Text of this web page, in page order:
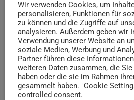
Pilze Sammeln für
beachten!
Es ist Pilzsaison in Trier und der
man als Laie eigentlich auch
Gefahr zu laufen, vergiftet zu
Postler ist Wald-Pädagoge und
today 9. OKTOBER 2025 55 2
Wir verwenden Cookies, um
personalisieren, Funktionen für
zu können und die Zugriffe auf
analysieren. Außerdem geben wir
Verwendung unserer Website an
soziale Medien, Werbung und
Partner führen diese
weiteren Daten zusammen, die
haben oder die sie im Rahmen
gesammelt haben. "Cookie
controlled consent.